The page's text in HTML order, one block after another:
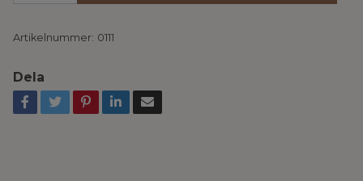
Artikelnummer: 0111
Dela